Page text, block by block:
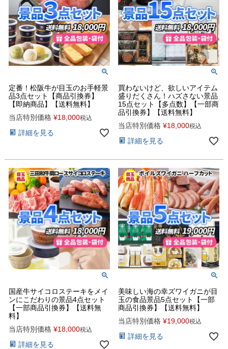
定番！松阪牛が目玉のお手軽景
品3点セット【商品引換券】
【即納商品】【送料無料】
当店特別価格 ¥18,000税込
詳細を見る
買わないけど、欲しいアイテム
盛りだくさん！ハズさない景品
15点セット【多点数】【一部商
品引換券】【送料無料】
当店特別価格 ¥18,000税込
詳細を見る
国産牛サイコロステーキをメイ
ンにこだわりの景品4点セット
【一部商品引換券】【送料無
料】
当店特別価格 ¥18,000税込
詳細を見る
美味しい海の幸ズワイガニが目
玉の食品景品5点セット【一部
商品引換券】【送料無料】
当店特別価格 ¥19,000税込
詳細を見る